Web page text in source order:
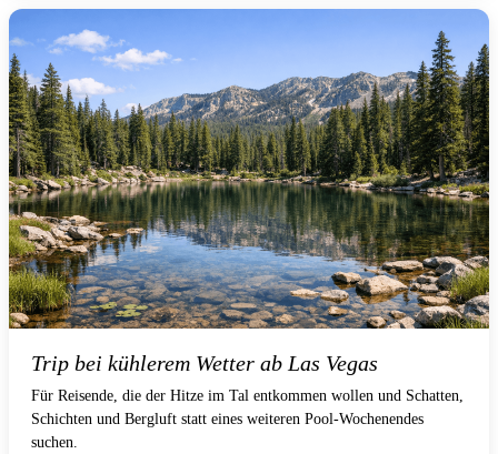
Trip bei kühlerem Wetter ab Las Vegas
Für Reisende, die der Hitze im Tal entkommen wollen und Schatten,
Schichten und Bergluft statt eines weiteren Pool-Wochenendes
suchen.